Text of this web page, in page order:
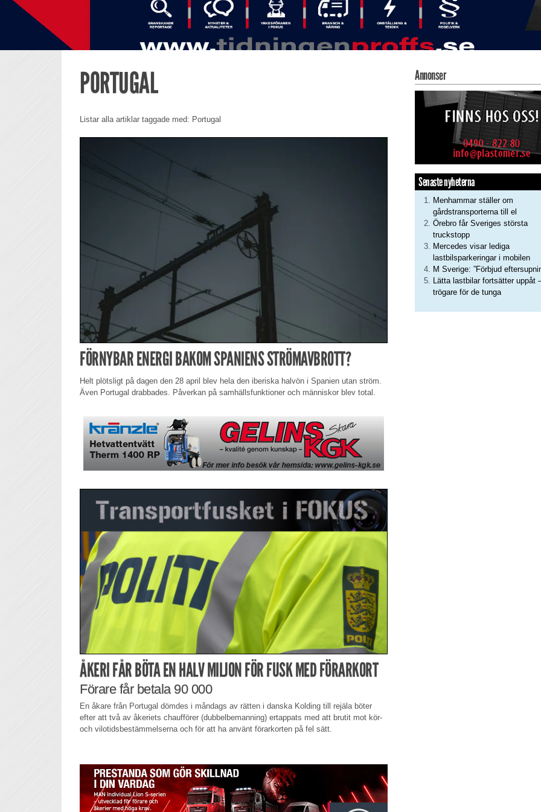
PORTUGAL
Listar alla artiklar taggade med: Portugal
FÖRNYBAR ENERGI BAKOM SPANIENS STRÖMAVBROTT?
Helt plötsligt på dagen den 28 april blev hela den iberiska halvön i Spanien utan ström.
Även Portugal drabbades. Påverkan på samhällsfunktioner och människor blev total.
ÅKERI FÅR BÖTA EN HALV MILJON FÖR FUSK MED FÖRARKORT
Förare får betala 90 000
En åkare från Portugal dömdes i måndags av rätten i danska Kolding till rejäla böter
efter att två av åkeriets chaufförer (dubbelbemanning) ertappats med att brutit mot kör-
och vilotidsbestämmelserna och för att ha använt förarkorten på fel sätt.
Annonser
Senaste nyheterna
Menhammar ställer om
gårdstransporterna till el
Örebro får Sveriges största
truckstopp
Mercedes visar lediga
lastbilsparkeringar i mobilen
M Sverige: ”Förbjud
Lätta lastbilar fortsätter uppåt
trögare för de tunga